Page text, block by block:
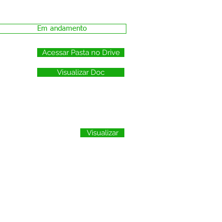
Em andamento
Acessar Pasta no Drive
Visualizar Doc
Visualizar